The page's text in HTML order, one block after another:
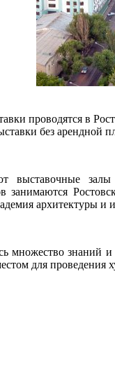
проводятся в
без арендной
выставочные
занимаются
архитектуры и
множество знаний
для